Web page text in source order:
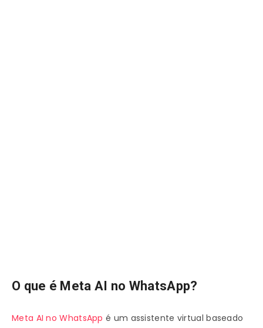
O que é Meta AI no WhatsApp?
Meta AI no WhatsAppé um assistente virtual baseado